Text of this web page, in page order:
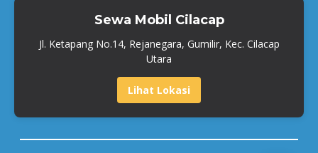
Sewa Mobil Cilacap
Jl. Ketapang No.14, Rejanegara, Gumilir, Kec. Cilacap
Utara
Lihat Lokasi